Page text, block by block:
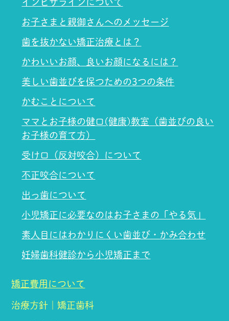
インビザラインについて
お子さまと親御さんへのメッセージ
歯を抜かない矯正治療とは？
かわいいお顔、良いお顔になるには？
美しい歯並びを保つための3つの条件
かむことについて
ママとお子様の健口(健康)教室（歯並びの良い
お子様の育て方）
受け口（反対咬合）について
不正咬合について
出っ歯について
小児矯正に必要なのはお子さまの「やる気」
素人目にはわかりにくい歯並び・かみ合わせ
妊婦歯科健診から小児矯正まで
矯正費用について
治療方針｜矯正歯科